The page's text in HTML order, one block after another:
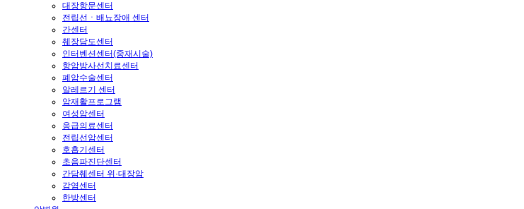
대장항문센터
전립선ㆍ배뇨장애 센터
간센터
췌장담도센터
인터벤션센터(중재시술)
항암방사선치료센터
폐암수술센터
알레르기 센터
암재활프로그램
여성암센터
응급의료센터
전립선암센터
호흡기센터
초음파진단센터
간담췌센터 위·대장암
감염센터
한방센터